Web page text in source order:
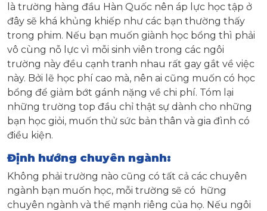
là trường hàng đầu Hàn Quốc nên áp lực học tập ở
đây sẽ khá khủng khiếp như các bạn thường thấy
trong phim. Nếu bạn muốn giành học bổng thì phải
vô cùng nỗ lực vì mỗi sinh viên trong các ngôi
trường này đều cạnh tranh nhau rất gay gắt về việc
này. Bởi lẽ học phí cao mà, nên ai cũng muốn có học
bổng để giảm bớt gánh nặng về chi phí. Tóm lại
những trường top đầu chỉ thật sự dành cho những
bạn học giỏi, muốn thử sức bản thân và gia đình có
điều kiện.
Định hướng chuyên ngành:
Không phải trường nào cũng có tất cả các chuyên
ngành bạn muốn học, mỗi trường sẽ có hững
chuyên ngành và thế mạnh riêng của họ. Nếu ngôi